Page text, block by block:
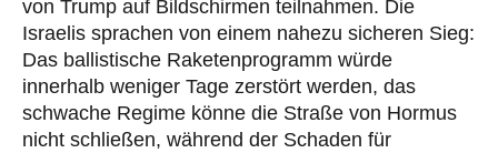
von Trump auf Bildschirmen teilnahmen. Die
Israelis sprachen von einem nahezu sicheren Sieg:
Das ballistische Raketenprogramm würde
innerhalb weniger Tage zerstört werden, das
schwache Regime könne die Straße von Hormus
nicht schließen, während der Schaden für